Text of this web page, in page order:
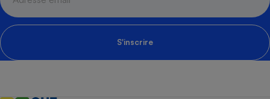
S'inscrire